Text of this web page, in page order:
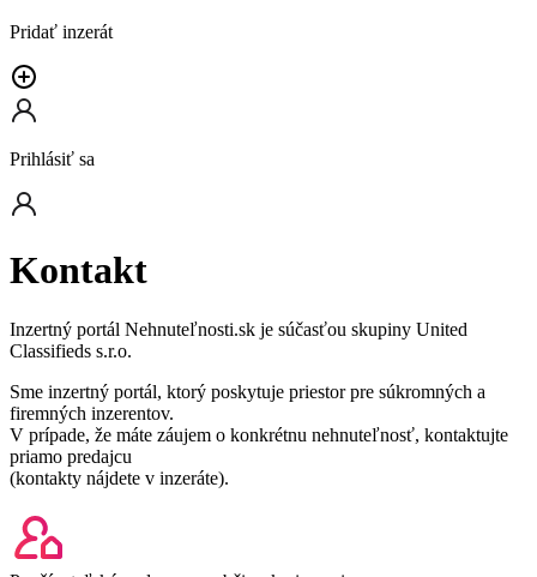
Pridať inzerát
Prihlásiť sa
Kontakt
Inzertný portál Nehnuteľnosti.sk je súčasťou skupiny United
Classifieds s.r.o.
Sme inzertný portál, ktorý poskytuje priestor pre súkromných a
firemných inzerentov.
V prípade, že máte záujem o konkrétnu nehnuteľnosť, kontaktujte
priamo predajcu
(kontakty nájdete v inzeráte).